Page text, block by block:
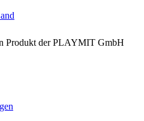
Produkt der PLAYMIT GmbH